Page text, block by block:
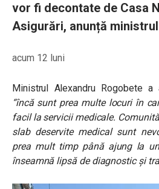
vor fi decontate de Casa
Asigurări, anunță
acum 12 luni
Ministrul Alexandru Rogobete a
“încă sunt prea multe locuri în
facil la servicii medicale.
slab deservite medical sunt
prea mult timp până ajung la
înseamnă lipsă de diagnostic și